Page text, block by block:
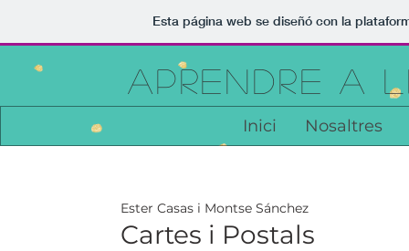
Esta página web se diseñó con la
APRENDRE A
Inici Nosaltres
Cartes i Postals
Ester Casas i Montse Sánchez